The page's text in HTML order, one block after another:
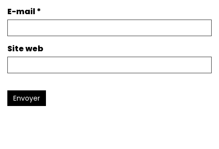
E-mail*
Site web
Envoyer